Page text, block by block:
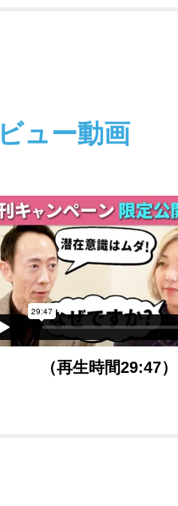
ュー動画
（再生時間29:47）